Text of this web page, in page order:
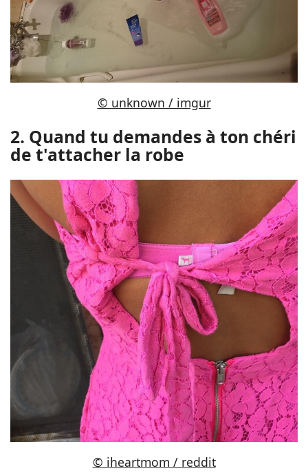
© unknown / imgur
2. Quand tu demandes à ton chéri
de t'attacher la robe
© iheartmom / reddit